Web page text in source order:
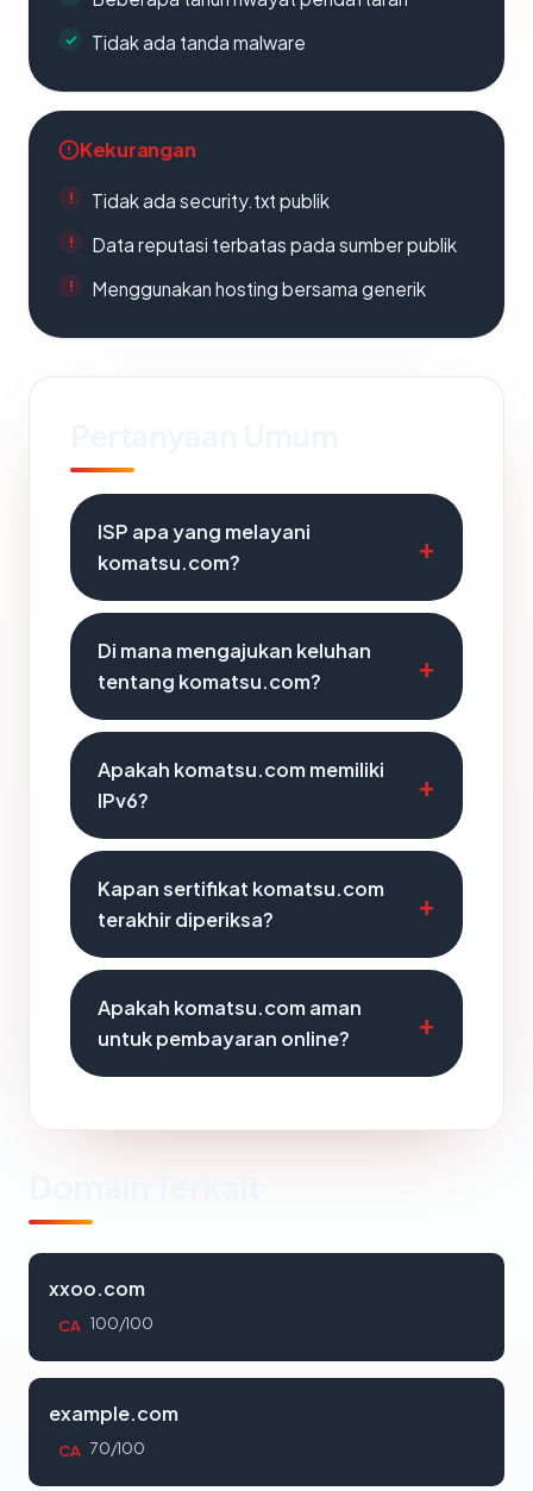
Tidak ada tanda malware
Kekurangan
Tidak ada security.txt publik
Data reputasi terbatas pada sumber publik
Menggunakan hosting bersama generik
ISP apa yang melayani
komatsu.com?
Di mana mengajukan keluhan
tentang komatsu.com?
Apakah komatsu.com memiliki
IPv6?
Kapan sertifikat komatsu.com
terakhir diperiksa?
Apakah komatsu.com aman
untuk pembayaran online?
xxoo.com
CA 100/100
example.com
CA 70/100